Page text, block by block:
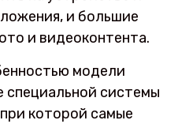
и большие
и видеоконтента.
модели
специальной системы
которой самые